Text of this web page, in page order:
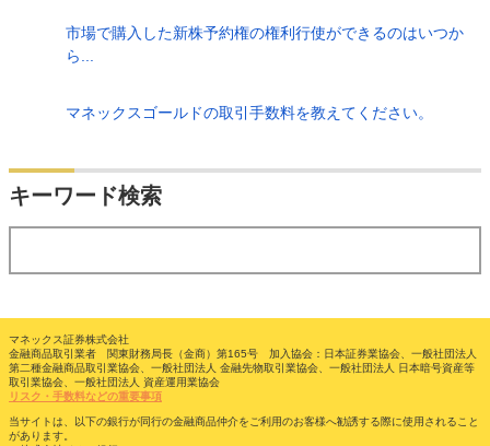
市場で購入した新株予約権の権利行使ができるのはいつか
ら...
マネックスゴールドの取引手数料を教えてください。
キーワード検索
マネックス証券株式会社
金融商品取引業者 関東財務局長（金商）第165号 加入協会：日本証券業協会、一般社団法人
第二種金融商品取引業協会、一般社団法人 金融先物取引業協会、一般社団法人 日本暗号資産等
取引業協会、一般社団法人 資産運用業協会
リスク・手数料などの重要事項
当サイトは、以下の銀行が同行の金融商品仲介をご利用のお客様へ勧誘する際に使用されること
があります。